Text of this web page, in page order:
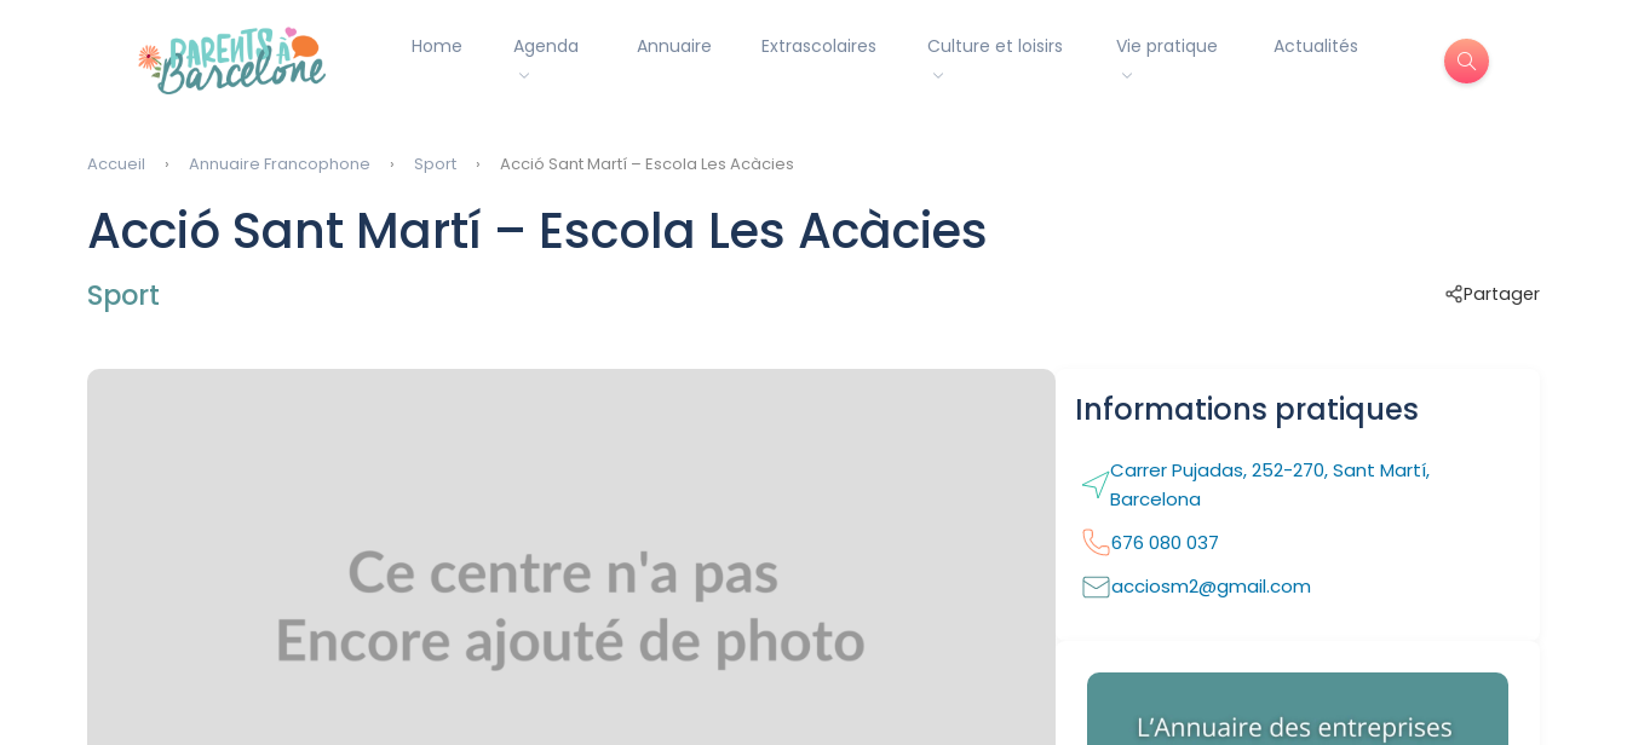
Home Agenda Annuaire Extrascolaires Culture et loisirs Vie pratique Actualités
Accueil Annuaire Francophone Sport Acció Sant Martí – Escola Les Acàcies
Acció Sant Martí – Escola Les Acàcies
Sport Partager
Informations pratiques
Carrer Pujadas, 252-270, Sant Martí,
Barcelona
676 080 037
acciosm2@gmail.com